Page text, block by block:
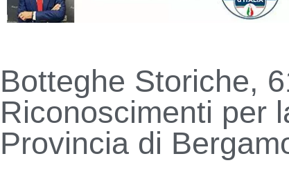
Botteghe Storiche,
Riconoscimenti per
Provincia di